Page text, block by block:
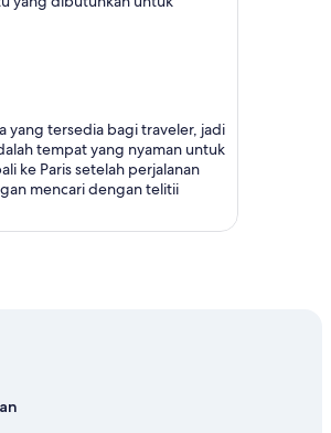
yang tersedia bagi traveler, jadi
tempat yang nyaman untuk
ke Paris setelah perjalanan
mencari dengan telitii